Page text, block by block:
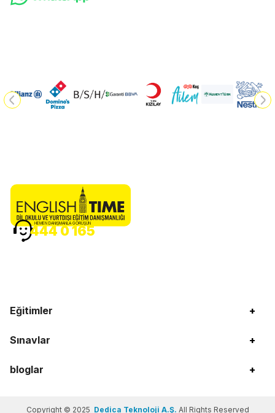
Eğitimler +
Sınavlar +
bloglar +
HEMEN DANIŞMANLA GÖRÜŞÜN
444 0 165
Copyright © 2025 Dedica Teknoloji A.Ş. All Rights Reserved